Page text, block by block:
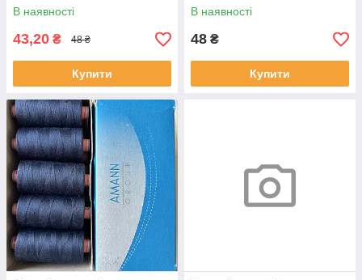
В наявності
43,20 ₴ 48 ₴
Купити
В наявності
48 ₴
Купити